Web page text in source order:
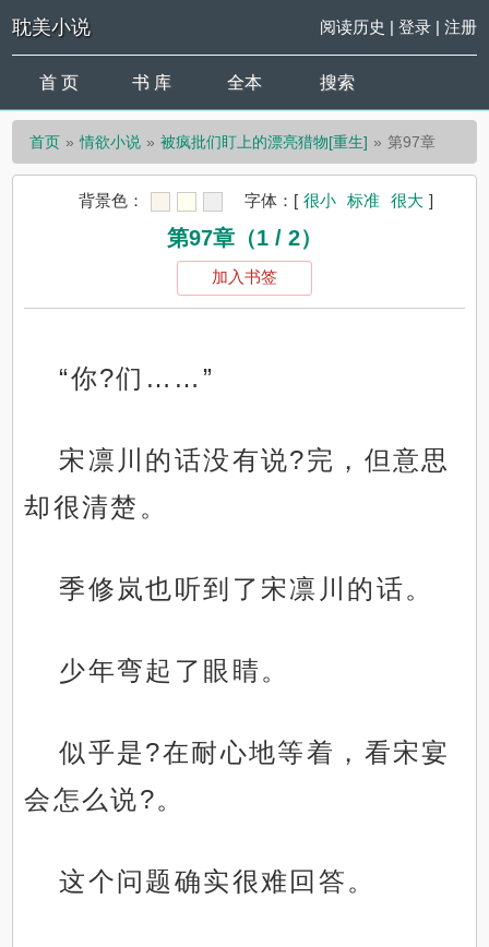
耽美小说 阅读历史 | 登录| 注册
首 页 书 库 全本 搜索
首页 情欲小说 被疯批们盯上的漂亮猎物[重生] 第97章
背景色： 字体： [ 很小 标准 很大 ]
第97章（1 / 2）
加入书签
“你?们……”
宋凛川的话没有说?完，但意思
却很清楚。
季修岚也听到了宋凛川的话。
少年弯起了眼睛。
似乎是?在耐心地等着，看宋宴
会怎么说?。
这个问题确实很难回答。